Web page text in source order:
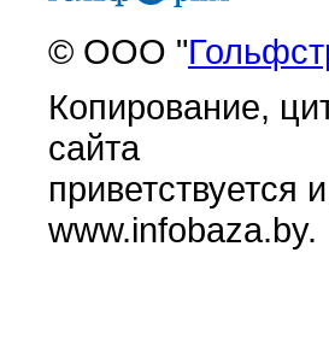
© ООО "
Копирование,
сайта
приветствуется
www.infobaza.by.